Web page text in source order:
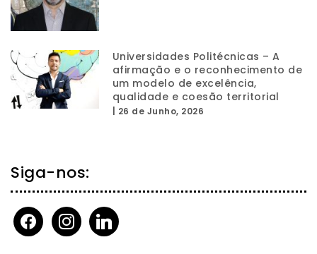
Universidades Politécnicas – A
afirmação e o reconhecimento de
um modelo de excelência,
qualidade e coesão territorial
26 de Junho, 2026
Siga-nos:
facebookinstagramlinkedin